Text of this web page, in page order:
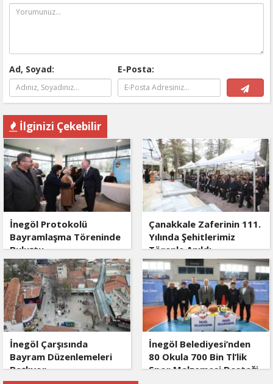
Ad, Soyad: E-Posta:
İlginizi Çekebilir
İnegöl Protokolü
Bayramlaşma Töreninde
Buluştu
Çanakkale Zaferinin 111.
Yılında Şehitlerimiz
Törenle Anıldı
İnegöl Çarşısında
Bayram Düzenlemeleri
Başlıyor
İnegöl Belediyesi’nden
80 Okula 700 Bin Tl’lik
Spor Malzemesi Desteği